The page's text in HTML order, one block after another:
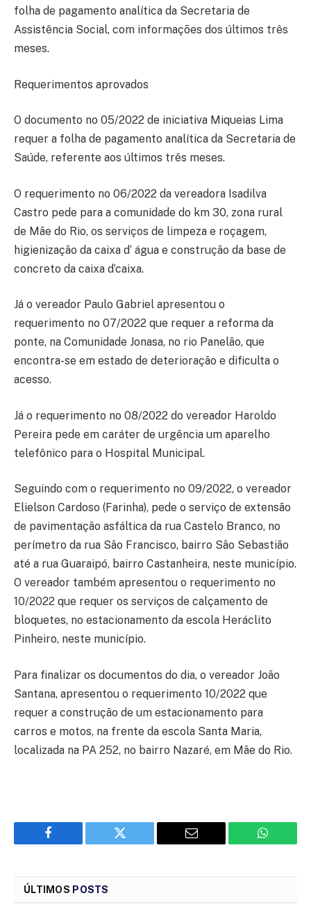
folha de pagamento analítica da Secretaria de
Assistência Social, com informações dos últimos três
meses.
Requerimentos aprovados
O documento no 05/2022 de iniciativa Miqueias Lima
requer a folha de pagamento analítica da Secretaria de
Saúde, referente aos últimos três meses.
O requerimento no 06/2022 da vereadora Isadilva
Castro pede para a comunidade do km 30, zona rural
de Mãe do Rio, os serviços de limpeza e roçagem,
higienização da caixa d’ água e construção da base de
concreto da caixa d’caixa.
Já o vereador Paulo Gabriel apresentou o
requerimento no 07/2022 que requer a reforma da
ponte, na Comunidade Jonasa, no rio Panelão, que
encontra-se em estado de deterioração e dificulta o
acesso.
Já o requerimento no 08/2022 do vereador Haroldo
Pereira pede em caráter de urgência um aparelho
telefônico para o Hospital Municipal.
Seguindo com o requerimento no 09/2022, o vereador
Elielson Cardoso (Farinha), pede o serviço de extensão
de pavimentação asfáltica da rua Castelo Branco, no
perímetro da rua São Francisco, bairro São Sebastião
até a rua Guaraipó, bairro Castanheira, neste município.
O vereador também apresentou o requerimento no
10/2022 que requer os serviços de calçamento de
bloquetes, no estacionamento da escola Heráclito
Pinheiro, neste município.
Para finalizar os documentos do dia, o vereador João
Santana, apresentou o requerimento 10/2022 que
requer a construção de um estacionamento para
carros e motos, na frente da escola Santa Maria,
localizada na PA 252, no bairro Nazaré, em Mãe do Rio.
Facebook Twitter Email
ÚLTIMOS POSTS